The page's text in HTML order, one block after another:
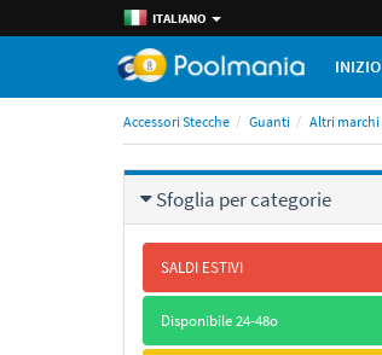
ITALIANO
INIZIO
Accessori Stecche Guanti Altri marchi
Sfoglia per categorie
SALDI ESTIVI
Disponibile 24-48o